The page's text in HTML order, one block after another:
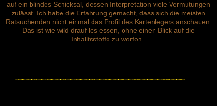
auf ein blindes Schicksal, dessen Interpretation viele Vermutungen
zulässt. Ich habe die Erfahrung gemacht, dass sich die meisten
Ratsuchenden nicht einmal das Profil des Kartenlegers anschauen.
Das ist wie wild drauf los essen, ohne einen Blick auf die
Inhalltsstoffe zu werfen.